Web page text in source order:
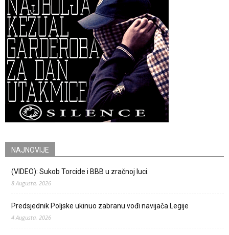
NAJNOVIJE
(VIDEO): Sukob Torcide i BBB u zračnoj luci.
8 Augusta, 2026
Predsjednik Poljske ukinuo zabranu vođi navijača Legije
4 Augusta, 2026